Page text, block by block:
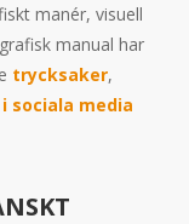
manér, visuell
manual har
trycksaker,
sociala media